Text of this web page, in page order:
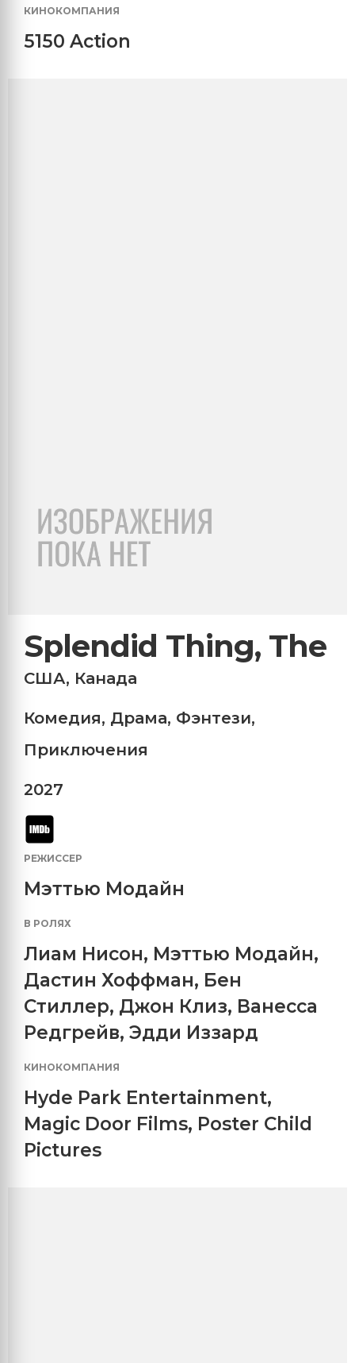
КИНОКОМПАНИЯ
5150 Action
Splendid Thing, The
США, Канада
Комедия, Драма, Фэнтези,
Приключения
2027
РЕЖИССЕР
Мэттью Модайн
В РОЛЯХ
Лиам Нисон, Мэттью Модайн,
Дастин Хоффман, Бен
Стиллер, Джон Клиз, Ванесса
Редгрейв, Эдди Иззард
КИНОКОМПАНИЯ
Hyde Park Entertainment,
Magic Door Films, Poster Child
Pictures